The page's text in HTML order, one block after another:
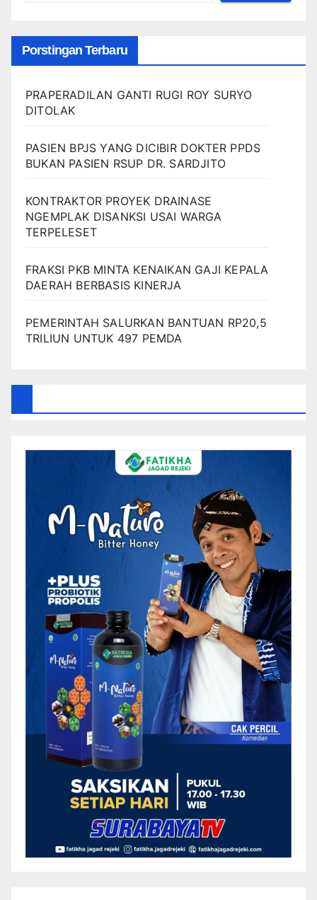
Porstingan Terbaru
PRAPERADILAN GANTI RUGI ROY SURYO
DITOLAK
PASIEN BPJS YANG DICIBIR DOKTER PPDS
BUKAN PASIEN RSUP DR. SARDJITO
KONTRAKTOR PROYEK DRAINASE
NGEMPLAK DISANKSI USAI WARGA
TERPELESET
FRAKSI PKB MINTA KENAIKAN GAJI KEPALA
DAERAH BERBASIS KINERJA
PEMERINTAH SALURKAN BANTUAN RP20,5
TRILIUN UNTUK 497 PEMDA